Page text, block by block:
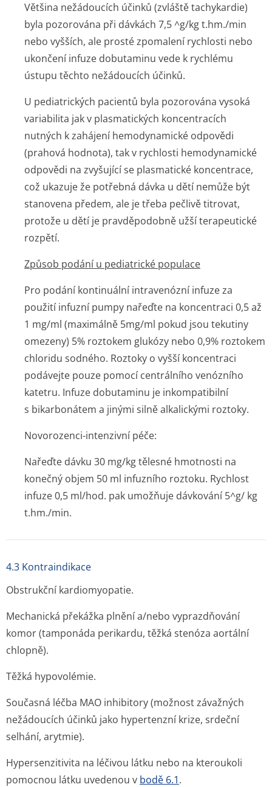
Většina nežádoucích účinků (zvláště tachykardie)
byla pozorována při dávkách 7,5 ^g/kg t.hm./min
nebo vyšších, ale prosté zpomalení rychlosti nebo
ukončení infuze dobutaminu vede k rychlému
ústupu těchto nežádoucích účinků.
U pediatrických pacientů byla pozorována vysoká
variabilita jak v plasmatických koncentracích
nutných k zahájení hemodynamické odpovědi
(prahová hodnota), tak v rychlosti hemodynamické
odpovědi na zvyšující se plasmatické koncentrace,
což ukazuje že potřebná dávka u dětí nemůže být
stanovena předem, ale je třeba pečlivě titrovat,
protože u dětí je pravděpodobně užší terapeutické
rozpětí.
Způsob podání u pediatrické populace
Pro podání kontinuální intravenózní infuze za
použití infuzní pumpy nařeďte na koncentraci 0,5 až
1 mg/ml (maximálně 5mg/ml pokud jsou tekutiny
omezeny) 5% roztokem glukózy nebo 0,9% roztokem
chloridu sodného. Roztoky o vyšší koncentraci
podávejte pouze pomocí centrálního venózního
katetru. Infuze dobutaminu je inkompatibilní
s bikarbonátem a jinými silně alkalickými roztoky.
Novorozenci-intenzivní péče:
Nařeďte dávku 30 mg/kg tělesné hmotnosti na
konečný objem 50 ml infuzního roztoku. Rychlost
infuze 0,5 ml/hod. pak umožňuje dávkování 5^g/ kg
t.hm./min.
4.3 Kontraindikace
Obstrukční kardiomyopatie.
Mechanická překážka plnění a/nebo vyprazdňování
komor (tamponáda perikardu, těžká stenóza aortální
chlopně).
Těžká hypovolémie.
Současná léčba MAO inhibitory (možnost závažných
nežádoucích účinků jako hypertenzní krize, srdeční
selhání, arytmie).
Hypersenzitivita na léčivou látku nebo na kteroukoli
pomocnou látku uvedenou v bodě 6.1.